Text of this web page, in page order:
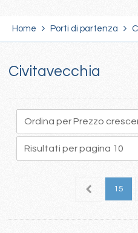
Home Porti di partenza
Civitavecchia
14 15